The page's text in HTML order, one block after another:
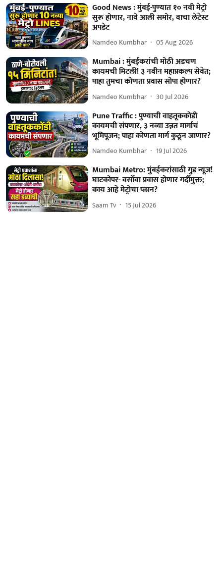
Good News : मुंबई-पुण्यात १० नवी मेट्रो
सुरू होणार, नावे आली समोर, वाचा लेटेस्ट
अपडेट
Namdeo Kumbhar 05 Aug 2026
Mumbai : मुंबईकरांची मोठी अडचण
कायमची मिटली! ३ नवीन महाप्रकल्प सेवेत;
पाहा तुमचा कोणता प्रवास सोपा होणार?
Namdeo Kumbhar 30 Jul 2026
Pune Traffic : पुण्याची वाहतूककोंडी
कायमची संपणार, ३ नव्या उन्नत मार्गाचं
भूमिपूजन; पाहा कोणता मार्ग कुठून जाणार?
Namdeo Kumbhar 19 Jul 2026
Mumbai Metro: मुंबईकरांसाठी गुड न्यूज!
घाटकोपर- वर्सोवा प्रवास होणार गर्दीमुक्त;
काय आहे मेट्रोचा प्लान?
Saam Tv 15 Jul 2026